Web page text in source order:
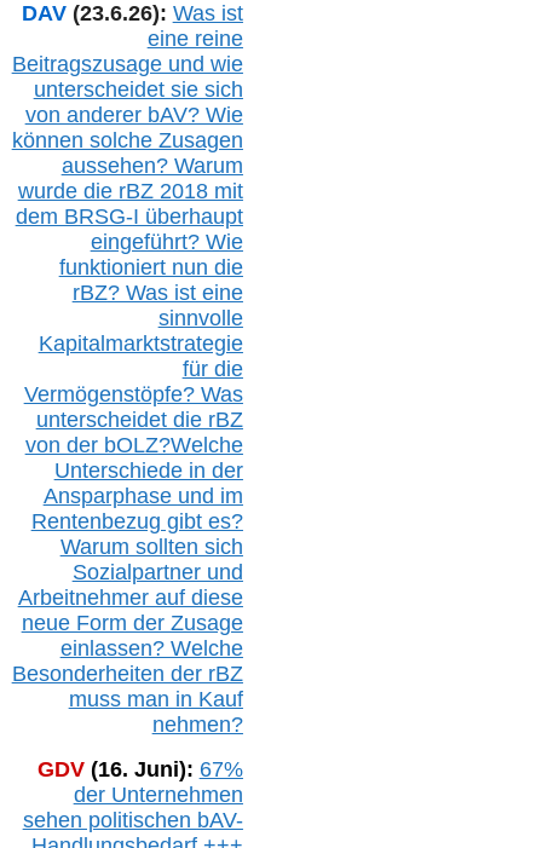
DAV (23.6.26): Was ist
eine reine
Beitragszusage und wie
unterscheidet sie sich
von anderer bAV? Wie
können solche Zusagen
aussehen? Warum
wurde die rBZ2018 mit
dem BRSG-I überhaupt
eingeführt? Wie
funktioniert nun die
rBZ? Was ist eine
sinnvolle
Kapitalmarktstrategie
für die
Vermögenstöpfe? Was
unterscheidet die rBZ
von der bOLZ?Welche
Unterschiede in der
Ansparphase und im
Rentenbezug gibt es?
Warum sollten sich
Sozialpartner und
Arbeitnehmer auf diese
neue Form der Zusage
einlassen? Welche
Besonderheiten der rBZ
muss man in Kauf
nehmen?
GDV (16. Juni): 67%
der Unternehmen
sehen politischen bAV-